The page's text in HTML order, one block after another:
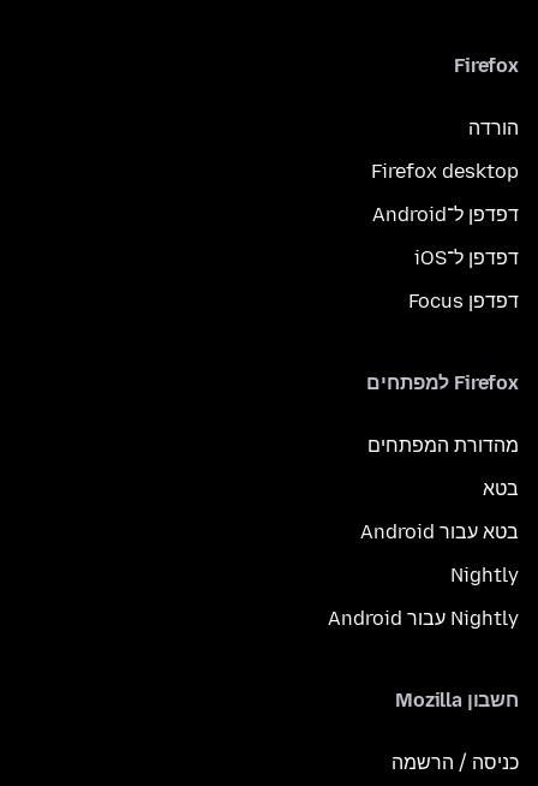
Firefox
הורדה
Firefox desktop
דפדפן ל־Android
דפדפן ל־iOS
דפדפן Focus
Firefox למפתחים
מהדורת המפתחים
בטא
בטא עבור Android
Nightly
Nightly עבור Android
חשבון Mozilla
כניסה / הרשמה